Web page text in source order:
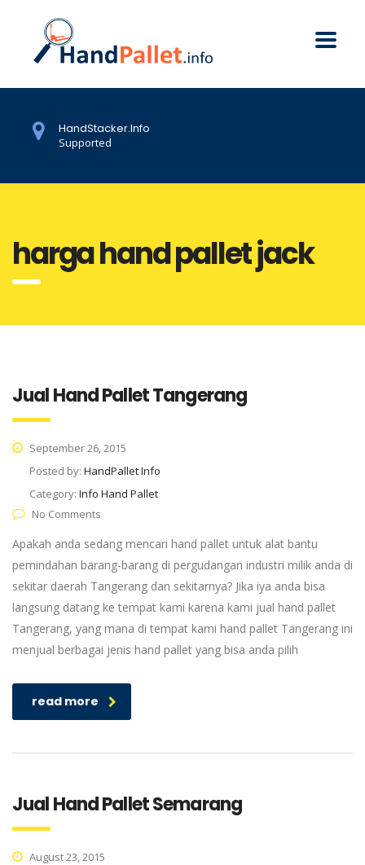
HandStacker.Info
Supported
harga hand pallet jack
Jual Hand Pallet Tangerang
September 26, 2015
Posted by: HandPallet Info
Category: Info Hand Pallet
No Comments
Apakah anda sedang mencari hand pallet untuk alat bantu
pemindahan barang-barang di pergudangan industri milik anda di
sekitar daerah Tangerang dan sekitarnya? Jika iya anda bisa
langsung datang ke tempat kami karena kami jual hand pallet
Tangerang, yang mana di tempat kami hand pallet Tangerang ini
menjual berbagai jenis hand pallet yang bisa anda pilih
read more
Jual Hand Pallet Semarang
August 23, 2015